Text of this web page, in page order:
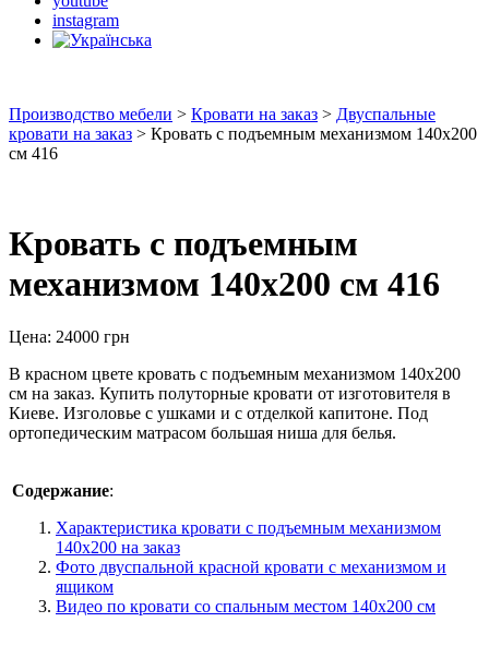
instagram
Производство мебели > Кровати на заказ > Двуспальные
кровати на заказ > Кровать с подъемным механизмом 140х200
см 416
Кровать с подъемным
механизмом 140х200 см 416
Цена: 24000 грн
В красном цвете кровать с подъемным механизмом 140х200
см на заказ. Купить полуторные кровати от изготовителя в
Киеве. Изголовье с ушками и с отделкой капитоне. Под
ортопедическим матрасом большая ниша для белья.
Содержание:
Характеристика кровати с подъемным механизмом
140х200 на заказ
Фото двуспальной красной кровати с механизмом и
ящиком
Видео по кровати со спальным местом 140х200 см